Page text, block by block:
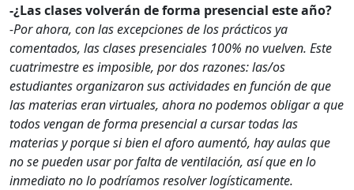
-¿Las clases volverán de forma presencial este año?
-Por ahora, con las excepciones de los prácticos ya
comentados, las clases presenciales 100% no vuelven. Este
cuatrimestre es imposible, por dos razones: las/os
estudiantes organizaron sus actividades en función de que
las materias eran virtuales, ahora no podemos obligar a que
todos vengan de forma presencial a cursar todas las
materias y porque si bien el aforo aumentó, hay aulas que
no se pueden usar por falta de ventilación, así que en lo
inmediato no lo podríamos resolver logísticamente.